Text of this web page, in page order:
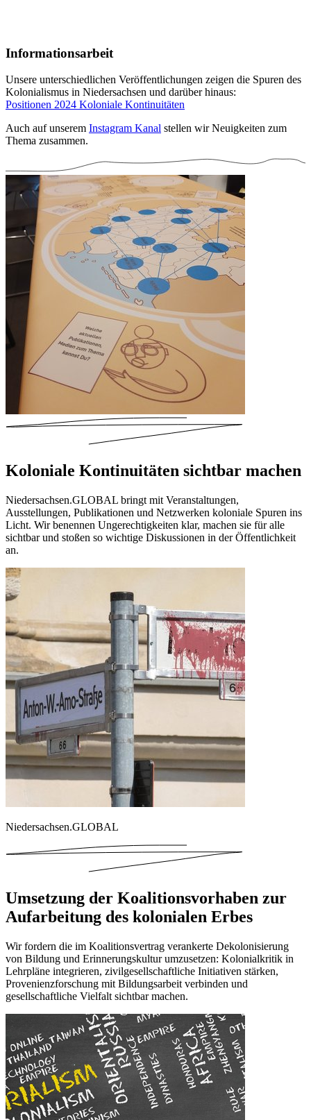
Informationsarbeit
Unsere unterschiedlichen Veröffentlichungen zeigen die Spuren des
Kolonialismus in Niedersachsen und darüber hinaus:
Positionen 2024 Koloniale Kontinuitäten
Auch auf unserem Instagram Kanal stellen wir Neuigkeiten zum
Thema zusammen.
Koloniale Kontinuitäten sichtbar machen
Niedersachsen.GLOBAL bringt mit Veranstaltungen,
Ausstellungen, Publikationen und Netzwerken koloniale Spuren ins
Licht. Wir benennen Ungerechtigkeiten klar, machen sie für alle
sichtbar und stoßen so wichtige Diskussionen in der Öffentlichkeit
an.
Niedersachsen.GLOBAL
Umsetzung der Koalitionsvorhaben zur
Aufarbeitung des kolonialen Erbes
Wir fordern die im Koalitionsvertrag verankerte Dekolonisierung
von Bildung und Erinnerungskultur umzusetzen: Kolonialkritik in
Lehrpläne integrieren, zivilgesellschaftliche Initiativen stärken,
Provenienzforschung mit Bildungsarbeit verbinden und
gesellschaftliche Vielfalt sichtbar machen.